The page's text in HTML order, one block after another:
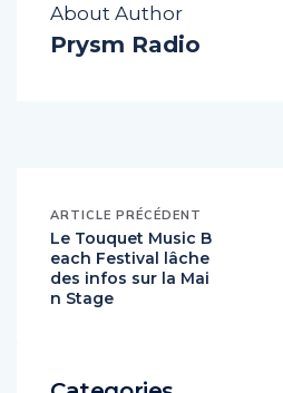
About Author
ARTICLE PRÉCÉDENT
Le Touquet Music B
each Festival lâche
des infos sur la Mai